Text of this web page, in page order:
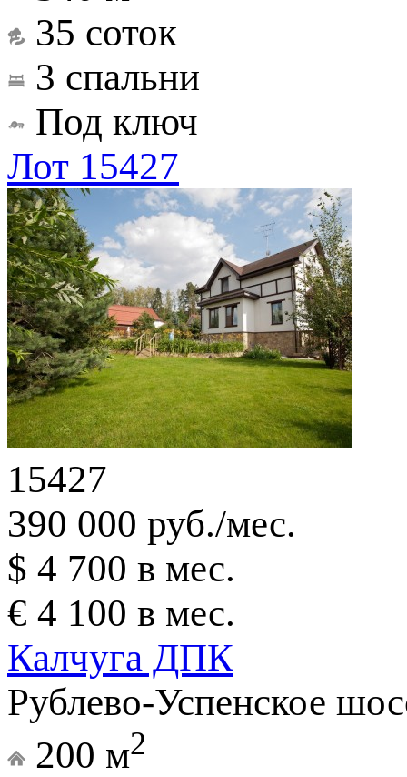
35 соток
3 спальни
Под ключ
Лот 15427
15427
390 000 руб./мес.
$ 4 700 в мес.
€ 4 100 в мес.
Калчуга ДПК
Рублево-Успенское
200 м2